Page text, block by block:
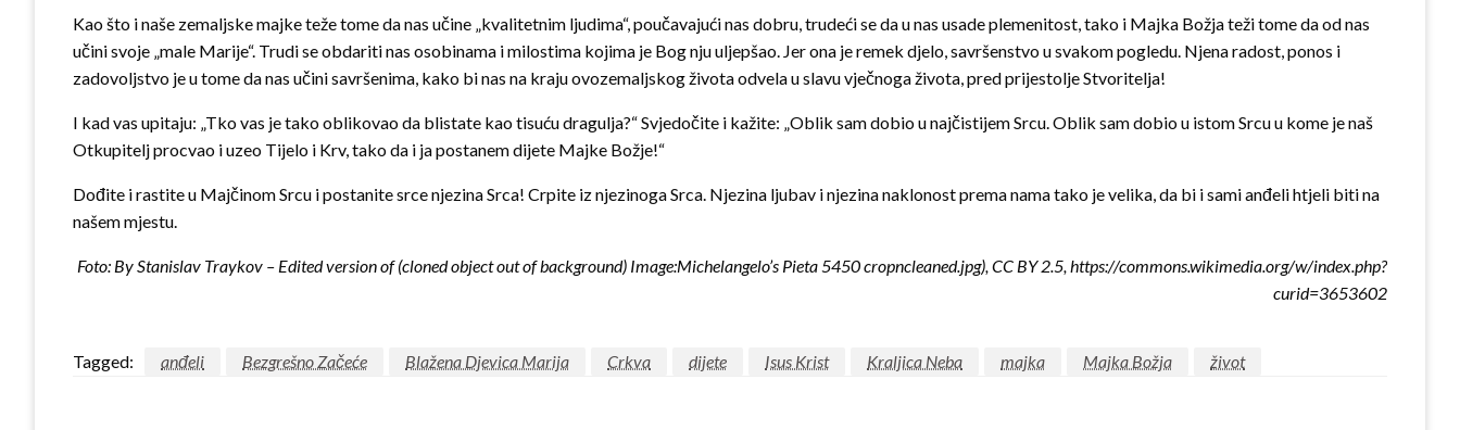
Kao što i naše zemaljske majke teže tome da nas učine „kvalitetnim ljudima“, poučavajući nas dobru, trudeći se da u nas usade plemenitost, tako i Majka Božja teži tome da od nas
učini svoje „male Marije“. Trudi se obdariti nas osobinama i milostima kojima je Bog nju uljepšao. Jer ona je remek djelo, savršenstvo u svakom pogledu. Njena radost, ponos i
zadovoljstvo je u tome da nas učini savršenima, kako bi nas na kraju ovozemaljskog života odvela u slavu vječnoga života, pred prijestolje Stvoritelja!
I kad vas upitaju: „Tko vas je tako oblikovao da blistate kao tisuću dragulja?“ Svjedočite i kažite: „Oblik sam dobio u najčistijem Srcu. Oblik sam dobio u istom Srcu u kome je naš
Otkupitelj procvao i uzeo Tijelo i Krv, tako da i ja postanem dijete Majke Božje!“
Dođite i rastite u Majčinom Srcu i postanite srce njezina Srca! Crpite iz njezinoga Srca. Njezina ljubav i njezina naklonost prema nama tako je velika, da bi i sami anđeli htjeli biti na
našem mjestu.
Foto: By Stanislav Traykov – Edited version of (cloned object out of background) Image:Michelangelo’s Pieta 5450 cropncleaned.jpg), CC BY 2.5, https://commons.wikimedia.org/w/index.php?
curid=3653602
Tagged: anđeli Bezgrešno Začeće Blažena Djevica Marija Crkva dijete Isus Krist Kraljica Neba majka Majka Božja život